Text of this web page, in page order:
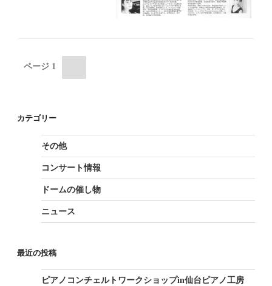
投
ナ
ン
ページ 1
の
カテゴリー
その他
コンサート情報
ドームの催し物
ニュース
最近の投稿
ピアノコンチェルトワークショップin仙台ピアノ工房